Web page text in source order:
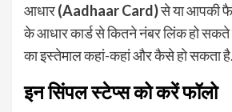
आधार(Aadhaar Card)से या आपकी
के आधार कार्ड से कितने नंबर लिंक हो
का इस्तेमाल कहां-कहां और कैसे हो सकता है.
इन सिंपल स्टेप्स को करें फॉलो